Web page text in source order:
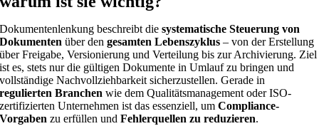
Dokumentenlenkung beschreibt diesystematische Steuerung von
Dokumenten über dengesamten Lebenszyklus – von der Erstellung
über Freigabe, Versionierung und Verteilung bis zur Archivierung. Ziel
ist es, stets nur die gültigen Dokumente in Umlauf zu bringen und
vollständige Nachvollziehbarkeit sicherzustellen. Gerade in
regulierten Branchen wie dem Qualitätsmanagement oder ISO-
zertifizierten Unternehmen ist das essenziell, umCompliance-
Vorgaben zu erfüllen undFehlerquellen zu reduzieren.